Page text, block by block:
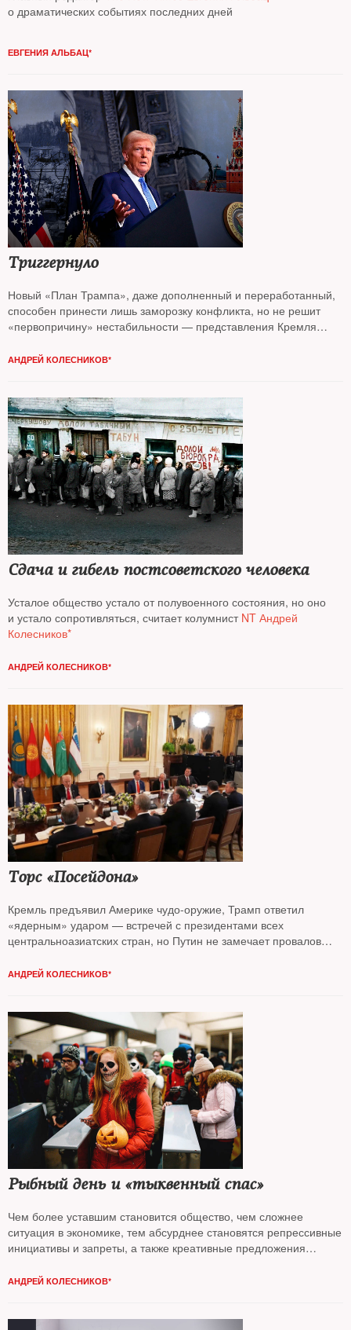
о драматических событиях последних дней
ЕВГЕНИЯ АЛЬБАЦ*
Триггернуло
Новый «План Трампа», даже дополненный и переработанный,
способен принести лишь заморозку конфликта, но не решит
«первопричину» нестабильности — представления Кремля
АНДРЕЙ КОЛЕСНИКОВ*
Сдача и гибель постсоветского человека
Усталое общество устало от полувоенного состояния, но оно
и устало сопротивляться, считает колумнист NT Андрей
Колесников*
АНДРЕЙ КОЛЕСНИКОВ*
Торс «Посейдона»
Кремль предъявил Америке чудо-оружие, Трамп ответил
«ядерным» ударом — встречей с президентами всех
центральноазиатских стран, но Путин не замечает провалов
Колесников*
АНДРЕЙ КОЛЕСНИКОВ*
Рыбный день и «тыквенный спас»
Чем более уставшим становится общество, чем сложнее
ситуация в экономике, тем абсурднее становятся репрессивные
инициативы и запреты, а также креативные предложения
АНДРЕЙ КОЛЕСНИКОВ*